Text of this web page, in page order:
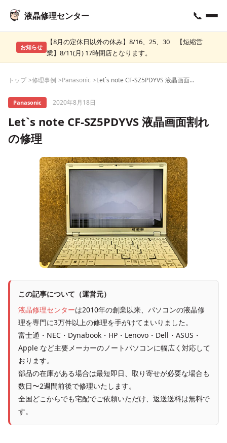
液晶修理センター 📞
お知らせ
【8月の定休日以外の休み】8/16、25、30 【短縮営
業】8/11(月) 17時閉店となります。
トップ 修理事例 Panasonic Let`s note CF-SZ5PDYVS 液晶画面割れの修理
Panasonic 2020年8月18日
Let`s note CF-SZ5PDYVS 液晶画面割れ
の修理
この記事について（運営元）
液晶修理センターは2010年の創業以来、パソコンの液晶修
理を専門に3万件以上の修理を手がけてまいりました。
富士通・NEC・Dynabook・HP・Lenovo・Dell・ASUS・
Apple など主要メーカーのノートパソコンに幅広く対応して
おります。
部品の在庫がある場合は最短即日、取り寄せが必要な場合も
数日〜2週間前後で修理いたします。
全国どこからでも宅配でご依頼いただけ、返送送料は無料で
す。